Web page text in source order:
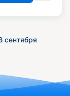
сентября